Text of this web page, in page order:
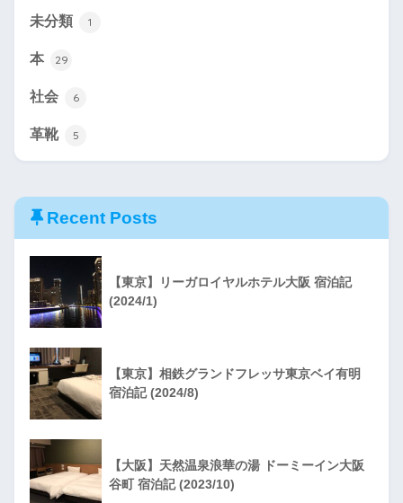
未分類 1
本 29
社会 6
革靴 5
Recent Posts
【東京】リーガロイヤルホテル大阪 宿泊記
(2024/1)
【東京】相鉄グランドフレッサ東京ベイ有明
宿泊記 (2024/8)
【大阪】天然温泉浪華の湯 ドーミーイン大阪
谷町 宿泊記 (2023/10)